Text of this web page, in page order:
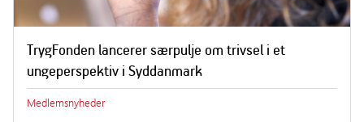
TrygFonden lancerer særpulje om trivsel i et
ungeperspektiv i Syddanmark
Medlemsnyheder